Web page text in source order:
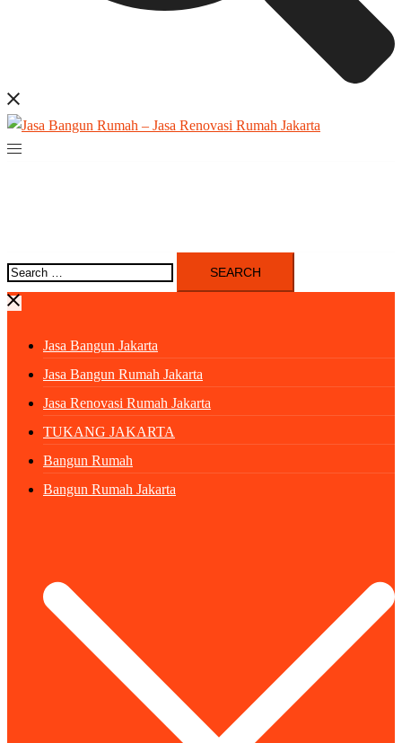
Search
for:
Jasa Bangun Jakarta
Jasa Bangun Rumah Jakarta
Jasa Renovasi Rumah Jakarta
TUKANG JAKARTA
Bangun Rumah
Bangun Rumah Jakarta